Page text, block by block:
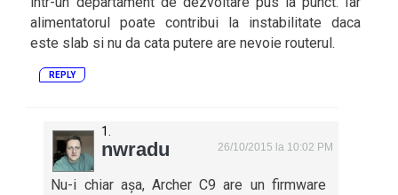
alimentatorul poate contribui la instabilitate daca
este slab si nu da cata putere are nevoie routerul.
REPLY
nwradu 26/10/2015 la 10:02 PM
Nu-i chiar așa, Archer C9 are un firmware